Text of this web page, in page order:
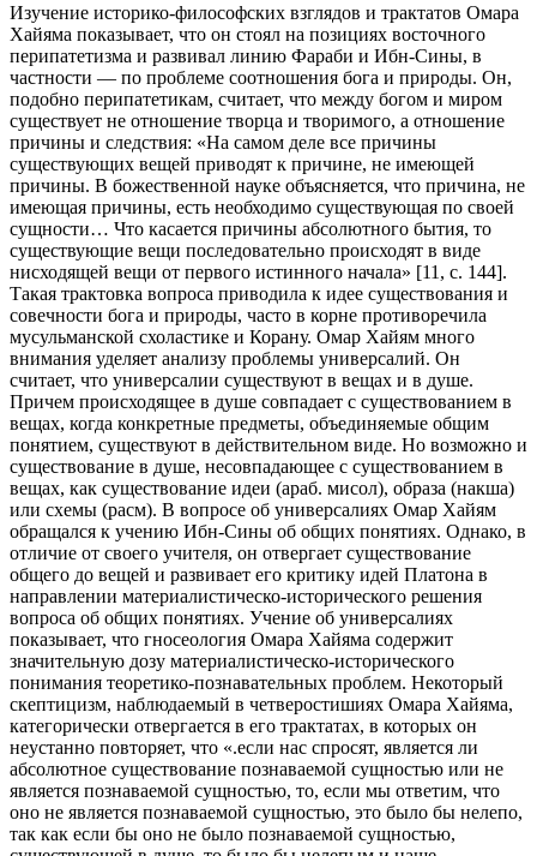
Изучение историко-философских взглядов и трактатов Омара
Хайяма показывает, что он стоял на позициях восточного
перипатетизма и развивал линию Фараби и Ибн-Сины, в
частности — по проблеме соотношения бога и природы. Он,
подобно перипатетикам, считает, что между богом и миром
существует не отношение творца и творимого, а отношение
причины и следствия: «На самом деле все причины
существующих вещей приводят к причине, не имеющей
причины. В божественной науке объясняется, что причина, не
имеющая причины, есть необходимо существующая по своей
сущности… Что касается причины абсолютного бытия, то
существующие вещи последовательно происходят в виде
нисходящей вещи от первого истинного начала» [11, с. 144].
Такая трактовка вопроса приводила к идее существования и
совечности бога и природы, часто в корне противоречила
мусульманской схоластике и Корану. Омар Хайям много
внимания уделяет анализу проблемы универсалий. Он
считает, что универсалии существуют в вещах и в душе.
Причем происходящее в душе совпадает с существованием в
вещах, когда конкретные предметы, объединяемые общим
понятием, существуют в действительном виде. Но возможно и
существование в душе, несовпадающее с существованием в
вещах, как существование идеи (араб. мисол), образа (накша)
или схемы (расм). В вопросе об универсалиях Омар Хайям
обращался к учению Ибн-Сины об общих понятиях. Однако, в
отличие от своего учителя, он отвергает существование
общего до вещей и развивает его критику идей Платона в
направлении материалистическо-исторического решения
вопроса об общих понятиях. Учение об универсалиях
показывает, что гносеология Омара Хайяма содержит
значительную дозу материалистическо-исторического
понимания теоретико-познавательных проблем. Некоторый
скептицизм, наблюдаемый в четверостишиях Омара Хайяма,
категорически отвергается в его трактатах, в которых он
неустанно повторяет, что «.если нас спросят, является ли
абсолютное существование познаваемой сущностью или не
является познаваемой сущностью, то, если мы ответим, что
оно не является познаваемой сущностью, это было бы нелепо,
так как если бы оно не было познаваемой сущностью,